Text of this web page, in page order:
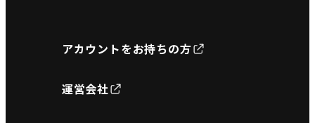
アカウントをお持ちの方
運営会社